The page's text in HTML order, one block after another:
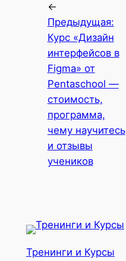
←
Предыдущая:
Курс «Дизайн
интерфейсов в
Figma» от
Pentaschool —
стоимость,
программа,
чему научитесь
и отзывы
учеников
Тренинги и Курсы